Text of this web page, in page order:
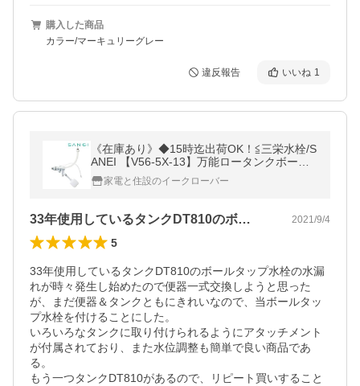
購入した商品
カラー/マーキュリーグレー
違反報告 いいね 1
《在庫あり》◆15時迄出荷OK！≦三栄水栓/S
ANEI 【V56-5X-13】万能ロータンクボール
タップ(スリムタップ)
家電と住設のイークローバー
33年使用しているタンクDT810のボ… 2021/9/4
5
33年使用しているタンクDT810のボールタップ水栓の水漏
れが時々発生し始めたので便器一式交換しようと思った
が、まだ便器＆タンクともにきれいなので、当ボールタッ
プ水栓を付けることにした。
いろいろなタンクに取り付けられるようにアタッチメント
が付属されており、また水位調整も簡単で良い商品であ
る。
もう一つタンクDT810があるので、リピート買いすること